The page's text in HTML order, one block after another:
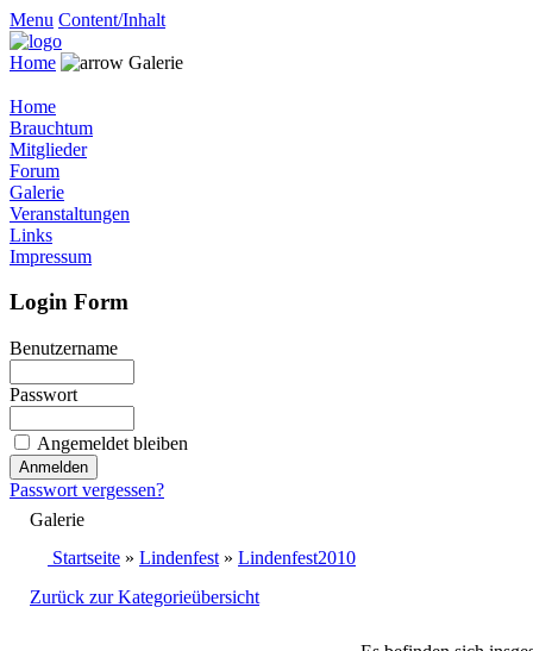
Menu Content/Inhalt
Home Galerie
Home
Brauchtum
Mitglieder
Forum
Galerie
Veranstaltungen
Links
Impressum
Login Form
Benutzername
Passwort
Angemeldet bleiben
Passwort vergessen?
Galerie
Startseite » Lindenfest » Lindenfest2010
Zurück zur Kategorieübersicht